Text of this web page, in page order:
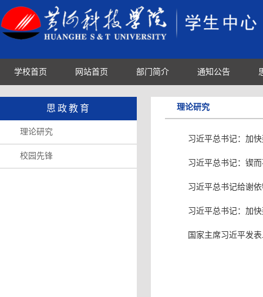
学校首页 网站首页 部门简介 通知公告
思政教育
理论研究
校园先锋
理论研究
习近平总书记：加
习近平总书记：锲
习近平总书记给谢
习近平总书记：加
国家主席习近平发